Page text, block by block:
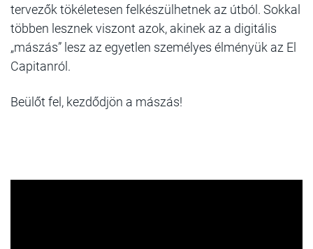
tervezők tökéletesen felkészülhetnek az útból. Sokkal
többen lesznek viszont azok, akinek az a digitális
„mászás” lesz az egyetlen személyes élményük az El
Capitanról.
Beülőt fel, kezdődjön a mászás!